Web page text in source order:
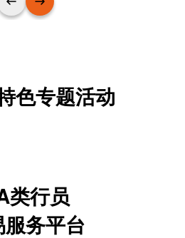
色专题活动
类行员
服务平台